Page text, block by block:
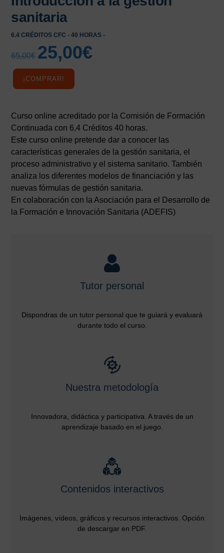
sanitaria
6.4 CRÉDITOS CFC - 40 HORAS -
65,00€
El
precio
25,00€
¡COMPRAR!
Curso online acreditado por la Comisión de Formación
Continuada con 6,4 Créditos 40 horas.
Este curso online pretende dar a conocer las
características generales de la gestión sanitaria, el
proceso administrativo y el sistema sanitario. También
analiza los diferentes modelos de financiación y las
nuevas fórmulas de gestión sanitaria.
En colaboración con la Asociación para el Desarrollo de
la Formación e Innovación Sanitaria (ADEFIS)
Tutor personal
Dispondras de un tutor personal que te guiará y evaluará
durante todo el curso.
Nuestra metodología
Innovadora, didáctica y participativa. A través de un
aprendizaje basado en el juego.
Contenidos interactivos
Imágenes, vídeos, gráficos y recursos interactivos. Opción
de descargar en PDF.